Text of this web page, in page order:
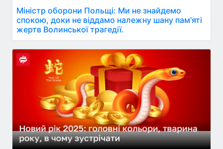
Міністр оборони Польщі: Ми не знайдемо
спокою, доки не віддамо належну шану пам'яті
жертв Волинської трагедії.